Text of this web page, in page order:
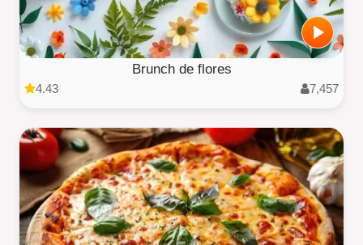
Brunch de flores
4.43 7,457